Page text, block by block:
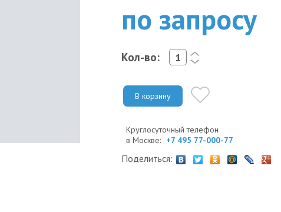
по запросу
Кол-во:
<
>
В корзину
Круглосуточный телефон
в Москве: +7 495 77-000-77
Поделиться: